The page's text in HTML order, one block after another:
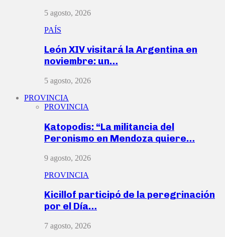
5 agosto, 2026
PAÍS
León XIV visitará la Argentina en
noviembre: un…
5 agosto, 2026
PROVINCIA
PROVINCIA
Katopodis: “La militancia del
Peronismo en Mendoza quiere…
9 agosto, 2026
PROVINCIA
Kicillof participó de la peregrinación
por el Día…
7 agosto, 2026